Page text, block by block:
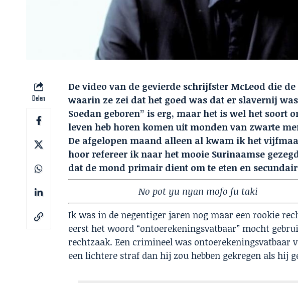
Delen
De video van de gevierde schrijfster McLeod die
waarin ze zei dat het goed was dat er slavernij
Soedan geboren” is erg, maar het is wel het
leven heb horen komen uit monden van zwarte
De afgelopen maand alleen al kwam ik het
hoor refereer ik naar het mooie Surinaamse
dat de mond primair dient om te eten en
No pot yu nyan mofo fu taki
Ik was in de negentiger jaren nog maar een rookie
eerst het woord “ontoerekeningsvatbaar” mocht
rechtzaak. Een crimineel was ontoerekeningsvatbaar
een lichtere straf dan hij zou hebben gekregen als hij